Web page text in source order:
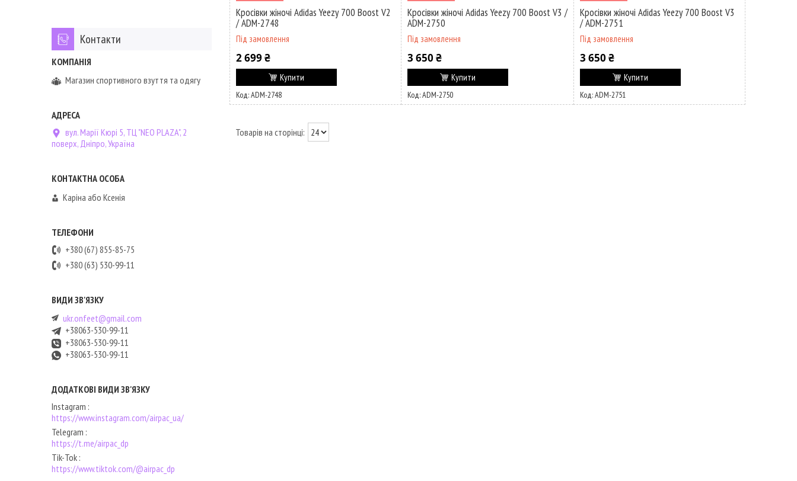
Кросівки жіночі Adidas Yeezy 700 Boost V2
/ ADM-2748
Під замовлення
2 699 ₴
Купити
ADM-2748
Кросівки жіночі Adidas Yeezy 700 Boost V3 /
ADM-2750
Під замовлення
3 650 ₴
Купити
ADM-2750
Кросівки жіночі Adidas Yeezy 700 Boost V3
/ ADM-2751
Під замовлення
3 650 ₴
Купити
ADM-2751
Контакти
Магазин спортивного взуття та одягу
вул. Марії Кюрі 5, ТЦ "NEO PLAZA", 2
поверх, Дніпро, Україна
Каріна або Ксенія
+380 (67) 855-85-75
+380 (63) 530-99-11
ukr.onfeet@gmail.com
+38063-530-99-11
+38063-530-99-11
+38063-530-99-11
Instagram
https://www.instagram.com/airpac_ua/
Telegram
https://t.me/airpac_dp
Tik-Tok
https://www.tiktok.com/@airpac_dp